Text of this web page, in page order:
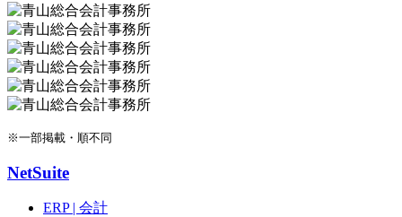
※一部掲載・順不同
NetSuite
ERP | 会計